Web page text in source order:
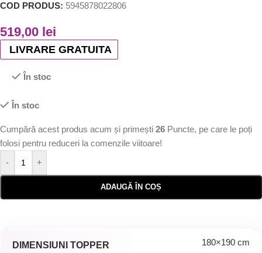
COD PRODUS: 5945878022806
519,00 lei
LIVRARE GRATUITA
În stoc
În stoc
Cumpără acest produs acum și primești 26 Puncte, pe care le poți
folosi pentru reduceri la comenzile viitoare!
-
+
ADAUGĂ ÎN COȘ
DIMENSIUNI TOPPER 180×190 cm